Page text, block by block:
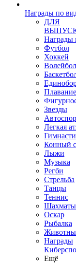
Награды по
ДЛЯ
Награды
Футбол
Хоккей
Волейбол
Плавание
Звезды
Легкая
Конный
Лыжи
Музыка
Регби
Стрельба
Танцы
Теннис
Шахматы
Оскар
Рыбалка
Награды
Ещё